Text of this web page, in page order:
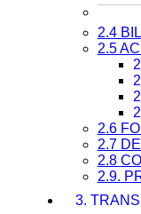
2.4
2.5
2.6
2.7
2.8
2.9.
3.